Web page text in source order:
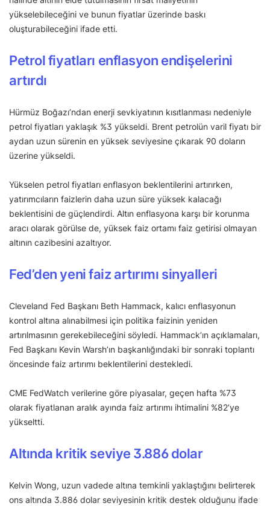
yükselebileceğini ve bunun fiyatlar üzerinde baskı
oluşturabileceğini ifade etti.
Petrol fiyatları enflasyon endişelerini
artırdı
Hürmüz Boğazı’ndan enerji sevkiyatının kısıtlanması nedeniyle
petrol fiyatları yaklaşık %3 yükseldi. Brent petrolün varil fiyatı bir
aydan uzun sürenin en yüksek seviyesine çıkarak 90 doların
üzerine yükseldi.
Yükselen petrol fiyatları enflasyon beklentilerini artırırken,
yatırımcıların faizlerin daha uzun süre yüksek kalacağı
beklentisini de güçlendirdi. Altın enflasyona karşı bir korunma
aracı olarak görülse de, yüksek faiz ortamı faiz getirisi olmayan
altının cazibesini azaltıyor.
Fed’den yeni faiz artırımı sinyalleri
Cleveland Fed Başkanı Beth Hammack, kalıcı enflasyonun
kontrol altına alınabilmesi için politika faizinin yeniden
artırılmasının gerekebileceğini söyledi. Hammack’ın açıklamaları,
Fed Başkanı Kevin Warsh’ın başkanlığındaki bir sonraki toplantı
öncesinde faiz artırımı beklentilerini destekledi.
CME FedWatch verilerine göre piyasalar, geçen hafta %73
olarak fiyatlanan aralık ayında faiz artırımı ihtimalini %82’ye
yükseltti.
Altında kritik seviye 3.886 dolar
Kelvin Wong, uzun vadede altına temkinli yaklaştığını belirterek
ons altında 3.886 dolar seviyesinin kritik destek olduğunu ifade